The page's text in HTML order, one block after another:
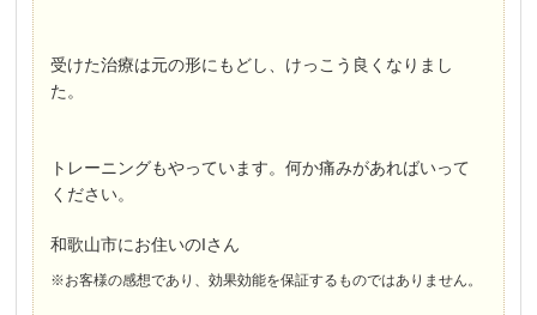
受けた治療は元の形にもどし、けっこう良くなりまし
た。
トレーニングもやっています。何か痛みがあればいって
ください。
和歌山市にお住いのIさん
※お客様の感想であり、効果効能を保証するものではありません。